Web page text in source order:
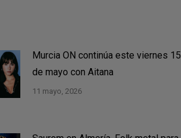
Murcia ON continúa este viernes 15
de mayo con Aitana
11 mayo, 2026